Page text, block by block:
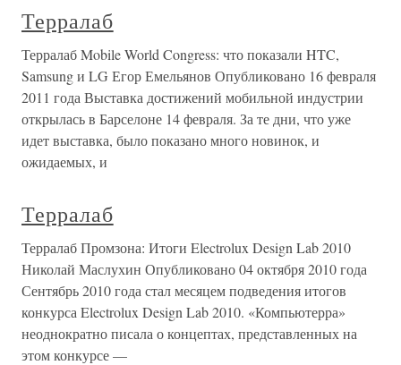
Терралаб
Терралаб Mobile World Congress: что показали HTC,
Samsung и LG Егор Емельянов Опубликовано 16 февраля
2011 года Выставка достижений мобильной индустрии
открылась в Барселоне 14 февраля. За те дни, что уже
идет выставка, было показано много новинок, и
ожидаемых, и
Терралаб
Терралаб Промзона: Итоги Electrolux Design Lab 2010
Николай Маслухин Опубликовано 04 октября 2010 года
Сентябрь 2010 года стал месяцем подведения итогов
конкурса Electrolux Design Lab 2010. «Компьютерра»
неоднократно писала о концептах, представленных на
этом конкурсе —